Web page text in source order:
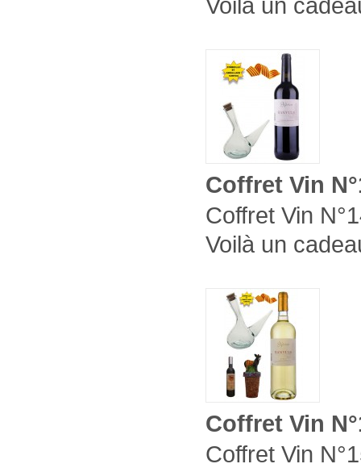
Coffret Vin
Coffret Vin
Voilà un
Coffret Vin
Coffret Vin